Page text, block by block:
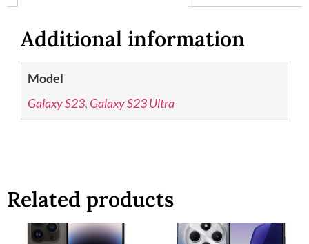
Additional information
Model
Galaxy S23, Galaxy S23 Ultra
Related products